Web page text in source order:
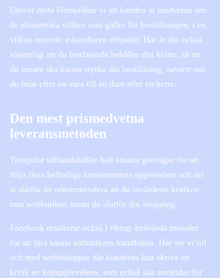
Utöver detta förespråkar vi att kunden är medveten om
de elementära villkor som gäller för beställningen, t.ex.
vilken returrätt e-handlaren erbjuder. Här är det också
väsentligt att du fortfarande behåller ditt kvitto, så att
du senare ska kunna styrka din beställning, oavsett om
du letar efter en vara till en dam eller en herre.
Den mest prismedvetna
leveransmetoden
Trustpilot tillhandahåller helt smarta genvägar för att
följa flera befintliga konsumenters upplevelser och det
är därför att rekommendera att du utvärderar kritiken
mot webbutiken innan du slutför din shopping.
Facebook resulterar också i riktigt åtråvärda metoder
för att lära känna nätbutikens kundfokus. Här ser vi till
och med webbshoppar där kunderna kan skriva en
kritik av köpupplevelsen, som också ska användas för